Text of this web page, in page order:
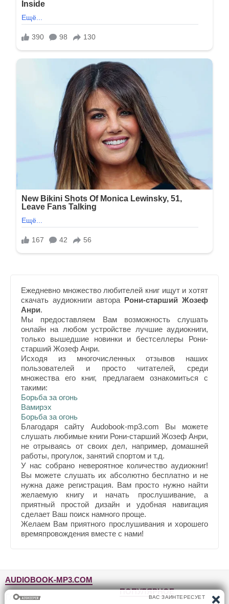
Ежедневно множество любителей книг ищут и хотят
скачать аудиокниги автора Рони-старший Жозеф
Анри.
Мы предоставляем Вам возможность слушать
онлайн на любом устройстве лучшие аудиокниги,
только вышедшие новинки и бестселлеры Рони-
старший Жозеф Анри.
Исходя из многочисленных отзывов наших
пользователей и просто читателей, среди
множества его книг, предлагаем ознакомиться с
такими:
Борьба за огонь
Вамирэх
Борьба за огонь
Благодаря сайту Audobook-mp3.com Вы можете
слушать любимые книги Рони-старший Жозеф Анри,
не отрываясь от своих дел, например, домашней
работы, прогулок, занятий спортом и т.д.
У нас собрано невероятное количество аудиокниг!
Вы можете слушать их абсолютно бесплатно и не
нужна даже регистрация. Вам просто нужно найти
желаемую книгу и начать прослушивание, а
приятный простой дизайн и удобная навигация
сделает Ваш поиск намного проще.
Желаем Вам приятного прослушивания и хорошего
времяпровождения вместе с нами!
AUDIOBOOK-MP3.COM
Главная
ПОПУЛЯРНОЕ